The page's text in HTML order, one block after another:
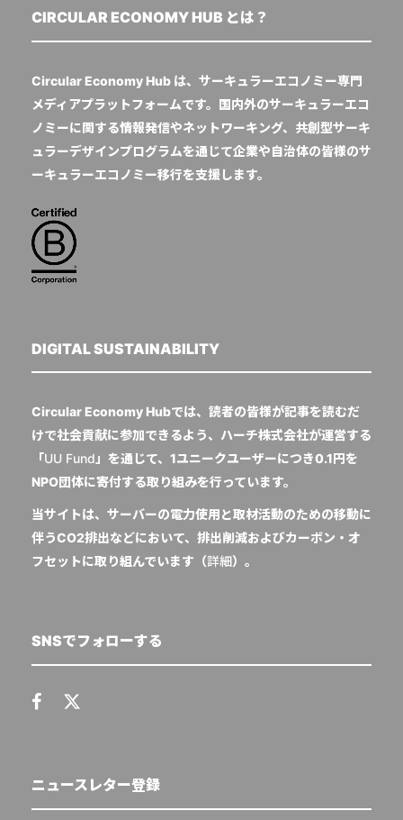
CIRCULAR ECONOMY HUB とは？
Circular Economy Hub は、サーキュラーエコノミー専門
メディアプラットフォームです。国内外のサーキュラーエコ
ノミーに関する情報発信やネットワーキング、共創型サーキ
ュラーデザインプログラムを通じて企業や自治体の皆様のサ
ーキュラーエコノミー移行を支援します。
DIGITAL SUSTAINABILITY
Circular Economy Hubでは、読者の皆様が記事を読むだ
けで社会貢献に参加できるよう、ハーチ株式会社が運営する
「UU Fund 」を通じて、1ユニークユーザーにつき0.1円を
NPO団体に寄付する取り組みを行っています。
当サイトは、サーバーの電力使用と取材活動のための移動に
伴うCO2排出などにおいて、排出削減およびカーボン・オ
フセットに取り組んでいます（詳細）。
SNSでフォローする
ニュースレター登録